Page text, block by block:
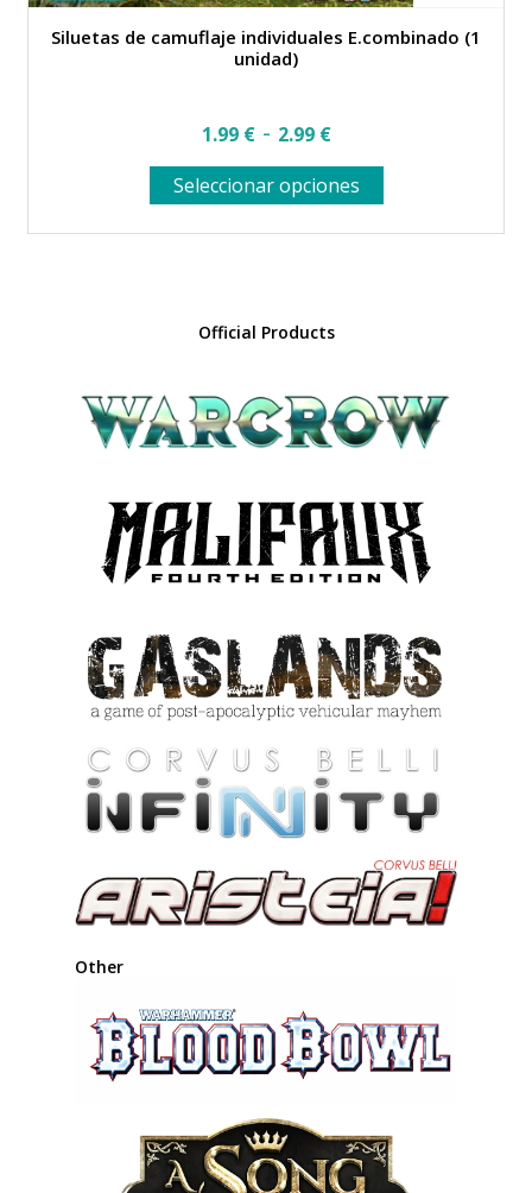
Siluetas de camuflaje individuales E.combinado (1
unidad)
1.99 € - 2.99 €Rango
de
precios:
desde
2.99 €
Seleccionar opciones
producto
elegir
en
la
producto
Official Products
Other